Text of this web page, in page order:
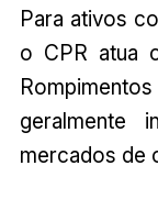
Para ativos
o CPR atua
geralmente
mercados de